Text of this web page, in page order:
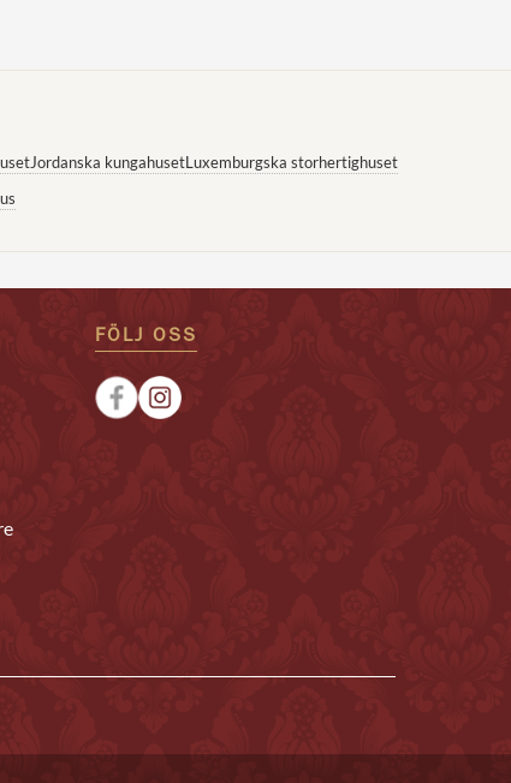
Jordanska kungahusetLuxemburgska storhertighuset
FÖLJ OSS